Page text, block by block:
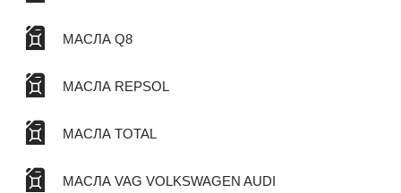
МАСЛА Q8
МАСЛА REPSOL
МАСЛА TOTAL
МАСЛА VAG VOLKSWAGEN AUDI